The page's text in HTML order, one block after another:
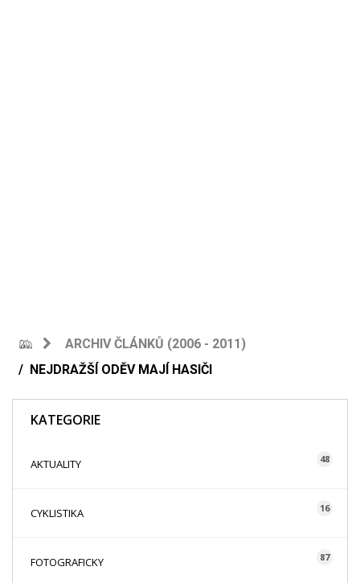
ARCHIV ČLÁNKŮ (2006 - 2011)
NEJDRAŽŠÍ ODĚV MAJÍ HASIČI
KATEGORIE
AKTUALITY 48
CYKLISTIKA 16
FOTOGRAFICKY 87